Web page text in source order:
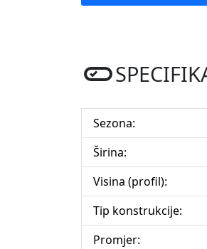
Sezona:
Širina:
Visina (profil):
Tip konstrukcije:
Promjer: